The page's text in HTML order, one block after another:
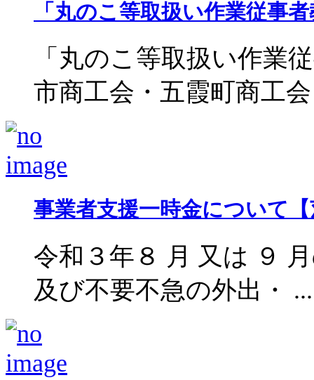
「丸のこ等取扱い作業従事
「丸のこ等取扱い作業
市商工会・五霞町商工
事業者支援一時金について
令和３年８ 月 又は ９
及び不要不急の外出・ ...